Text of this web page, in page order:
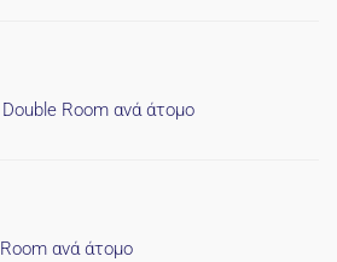
Room ανά άτομο
ανά άτομο